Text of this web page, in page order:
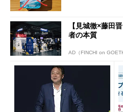
【見城徹×藤田
者の本質
AD（FINCHI on